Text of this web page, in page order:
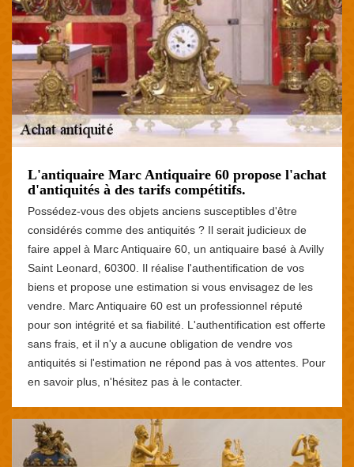
L'antiquaire Marc Antiquaire 60 propose l'achat
d'antiquités à des tarifs compétitifs.
Possédez-vous des objets anciens susceptibles d'être
considérés comme des antiquités ? Il serait judicieux de
faire appel à Marc Antiquaire 60, un antiquaire basé à Avilly
Saint Leonard, 60300. Il réalise l'authentification de vos
biens et propose une estimation si vous envisagez de les
vendre. Marc Antiquaire 60 est un professionnel réputé
pour son intégrité et sa fiabilité. L'authentification est offerte
sans frais, et il n'y a aucune obligation de vendre vos
antiquités si l'estimation ne répond pas à vos attentes. Pour
en savoir plus, n'hésitez pas à le contacter.